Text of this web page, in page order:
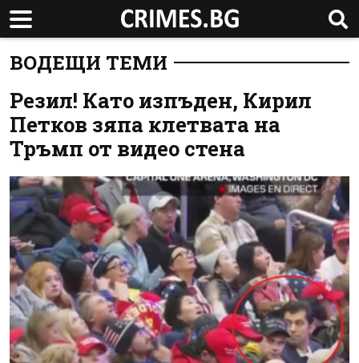
ВОДЕЩИ ТЕМИ
Резил! Като изпъден, Кирил
Петков зяпа клетвата на
Тръмп от видео стена